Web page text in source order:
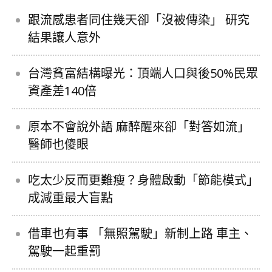
跟流感患者同住幾天卻「沒被傳染」 研究
結果讓人意外
台灣貧富結構曝光：頂端人口與後50%民眾
資產差140倍
原本不會說外語 麻醉醒來卻「對答如流」
醫師也傻眼
吃太少反而更難瘦？身體啟動「節能模式」
成減重最大盲點
借車也有事 「無照駕駛」新制上路 車主、
駕駛一起重罰